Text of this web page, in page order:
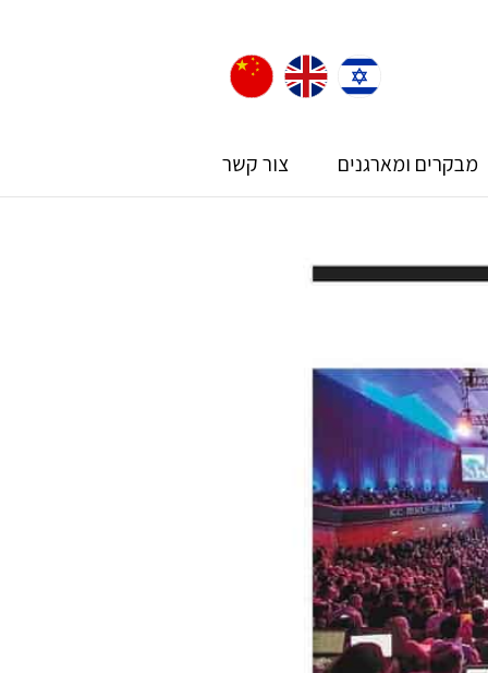
מבקרים ומארגנים צור קשר